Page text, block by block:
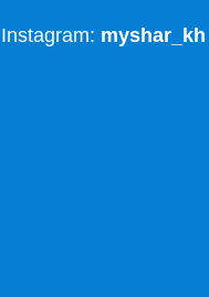
Instagram: myshar_kh